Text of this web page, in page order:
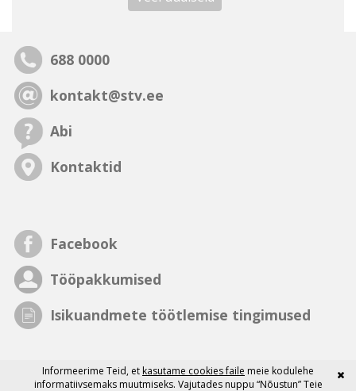
688 0000
kontakt@stv.ee
Abi
Kontaktid
Facebook
Tööpakkumised
Isikuandmete töötlemise tingimused
Informeerime Teid, et kasutame cookies faile meie kodulehe
informatiivsemaks muutmiseks. Vajutades nuppu “Nõustun” Teie